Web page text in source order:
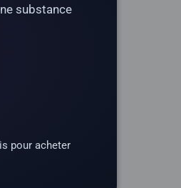
substance
pour acheter